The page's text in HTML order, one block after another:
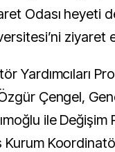
Odası heyeti
ziyaret
Yardımcıları
Çengel,
ile Değişim
Kurum